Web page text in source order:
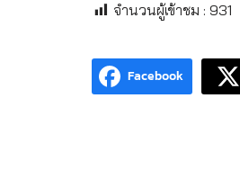
จำนวนผู้เข้าชม : 931
Facebook